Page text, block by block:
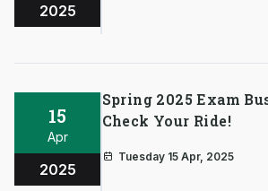
2025
15
Apr
2025
Spring 2025 Exam
Check Your Ride!
Tuesday 15 Apr, 2025